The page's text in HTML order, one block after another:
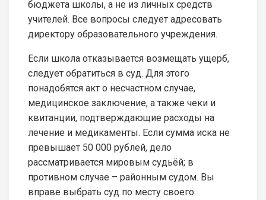
бюджета школы, а не из личных средств
учителей. Все вопросы следует адресовать
директору образовательного учреждения.
Если школа отказывается возмещать ущерб,
следует обратиться в суд. Для этого
понадобятся акт о несчастном случае,
медицинское заключение, а также чеки и
квитанции, подтверждающие расходы на
лечение и медикаменты. Если сумма иска не
превышает 50 000 рублей, дело
рассматривается мировым судьёй; в
противном случае – районным судом. Вы
вправе выбрать суд по месту своего